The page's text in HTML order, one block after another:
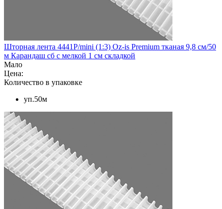
Шторная лента 4441P/mini (1:3) Oz-is Premium тканая 9,8 см/50
м Карандаш сб с мелкой 1 см складкой
Мало
Цена:
Количество в упаковке
уп.50м